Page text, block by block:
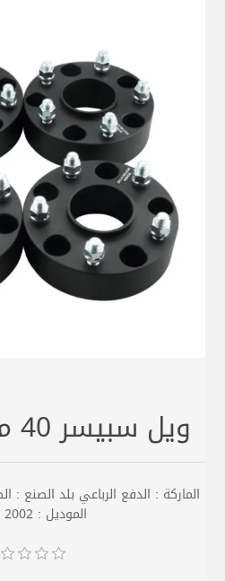
ويل سبيسر 40 ملم دودج رام
الموديل : 2002 - 2011